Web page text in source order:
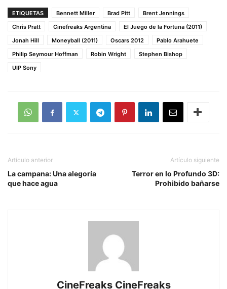
ETIQUETAS Bennett Miller Brad Pitt
Brent Jennings
Chris Pratt
Cinefreaks Argentina
El Juego de la Fortuna (2011)
Jonah Hill
Moneyball (2011) Oscars 2012
Pablo Arahuete
Philip Seymour Hoffman
Robin Wright
Stephen Bishop
UIP Sony
Artículo anterior
La campana: Una alegoría
que hace agua
Artículo siguiente
Terror en lo Profundo 3D:
Prohibido bañarse
CineFreaks CineFreaks